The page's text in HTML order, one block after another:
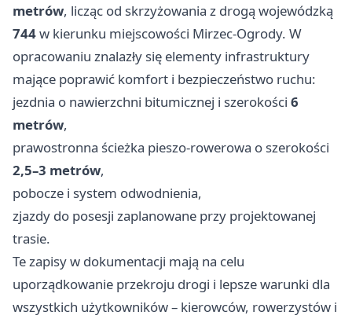
metrów, licząc od skrzyżowania z drogą wojewódzką
744w kierunku miejscowości Mirzec‑Ogrody. W
opracowaniu znalazły się elementy infrastruktury
mające poprawić komfort i bezpieczeństwo ruchu:
jezdnia o nawierzchni bitumicznej i szerokości 6
metrów,
prawostronna ścieżka pieszo‑rowerowa o szerokości
2,5–3 metrów,
pobocze i system odwodnienia,
zjazdy do posesji zaplanowane przy projektowanej
trasie.
Te zapisy w dokumentacji mają na celu
uporządkowanie przekroju drogi i lepsze warunki dla
wszystkich użytkowników – kierowców, rowerzystów i